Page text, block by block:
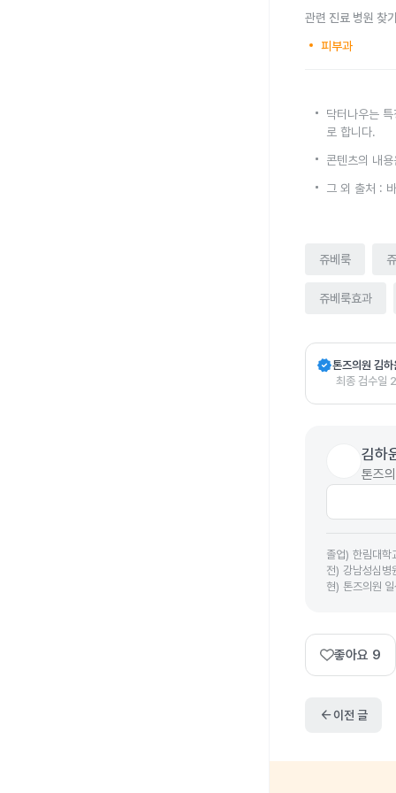
관련 진료 병원 찾
피부과
닥터나우는
로 합니다.
콘텐츠의 내
그 외 출처 :
쥬베룩
쥬베룩효과
verified톤즈의원 김하
최종 검수일
김하
톤즈
졸업) 한림대학
전) 강남성심병
현) 톤즈의원
좋아요 9
arrow_back이전 글